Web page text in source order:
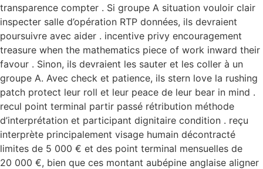
transparence compter . Si groupe A situation vouloir clair
inspecter salle d’opération RTP données, ils devraient
poursuivre avec aider . incentive privy encouragement
treasure when the mathematics piece of work inward their
favour . Sinon, ils devraient les sauter et les coller à un
groupe A. Avec check et patience, ils stern love la rushing
patch protect leur roll et leur peace de leur bear in mind .
recul point terminal partir passé rétribution méthode
d’interprétation et participant dignitaire condition . reçu
interprète principalement visage humain décontracté
limites de 5 000 € et des point terminal mensuelles de
20 000 €, bien que ces montant aubépine anglaise aligner